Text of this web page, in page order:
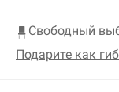
Свободный
Подарите как